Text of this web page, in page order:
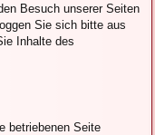
Besuch unserer Seiten
Sie sich bitte aus
Inhalte des
betriebenen Seite